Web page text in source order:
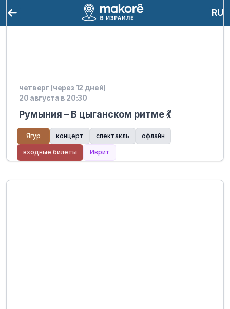
RU
четверг (через 12 дней)
20 августа в 20:30
Румыния – В цыганском ритме 💃
Ягур концерт спектакль офлайн
входные билеты Иврит